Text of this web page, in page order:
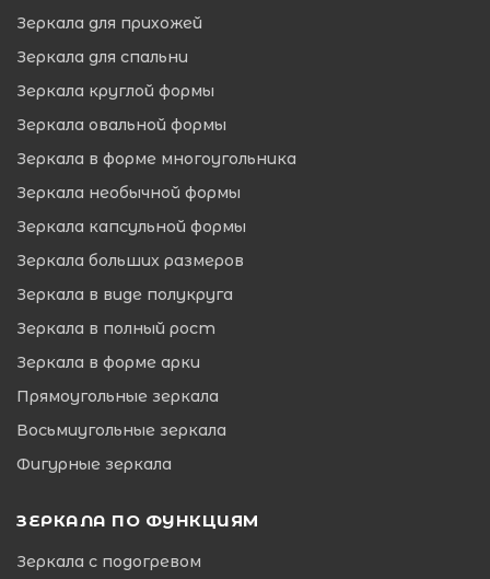
Зеркала для прихожей
Зеркала для спальни
Зеркала круглой формы
Зеркала овальной формы
Зеркала в форме многоугольника
Зеркала необычной формы
Зеркала капсульной формы
Зеркала больших размеров
Зеркала в виде полукруга
Зеркала в полный рост
Зеркала в форме арки
Прямоугольные зеркала
Восьмиугольные зеркала
Фигурные зеркала
ЗЕРКАЛА ПО ФУНКЦИЯМ
Зеркала с подогревом